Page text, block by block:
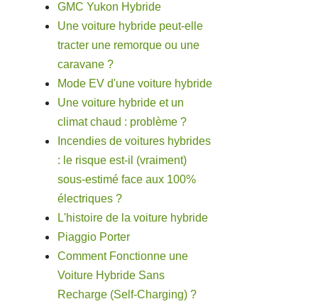
GMC Yukon Hybride
Une voiture hybride peut-elle
tracter une remorque ou une
caravane ?
Mode EV d'une voiture hybride
Une voiture hybride et un
climat chaud : problème ?
Incendies de voitures hybrides
: le risque est-il (vraiment)
sous-estimé face aux 100%
électriques ?
L'histoire de la voiture hybride
Piaggio Porter
Comment Fonctionne une
Voiture Hybride Sans
Recharge (Self-Charging) ?